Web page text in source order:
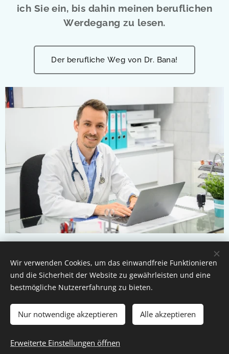
ich Sie ein, bis dahin meinen beruflichen
Werdegang zu lesen.
Der berufliche Weg von Dr. Bana!
Die Seite wird von Dr. Richárd Bana und seinem Team betrieben.
Cookies
Magyar
Deutsch
Wir verwenden Cookies, um das einwandfreie Funktionieren
und die Sicherheit der Website zu gewährleisten und eine
bestmögliche Nutzererfahrung zu bieten.
Nur notwendige akzeptieren Alle akzeptieren
Erweiterte Einstellungen öffnen